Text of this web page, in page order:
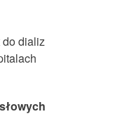
dializ